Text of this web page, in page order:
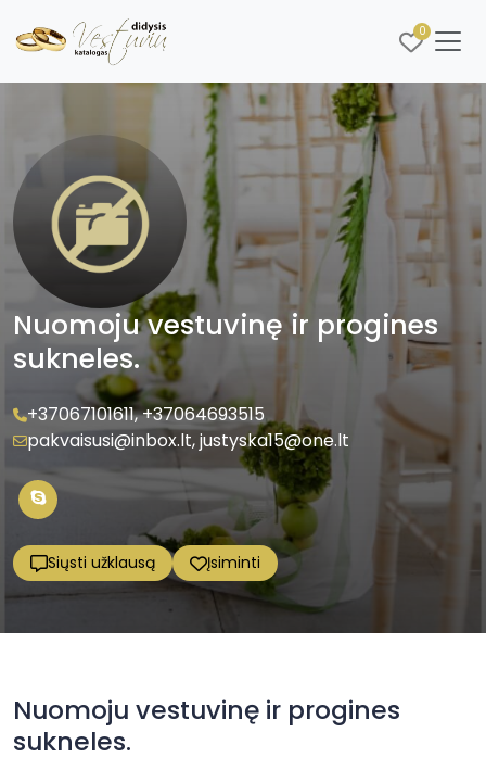
0
Nuomoju vestuvinę ir progines
sukneles.
+37067101611,+37064693515
pakvaisusi@inbox.lt,justyska15@one.lt
Siųsti užklausą Įsiminti
Nuomoju vestuvinę ir progines
sukneles.